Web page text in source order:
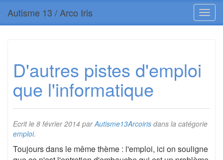
Autisme 13 / Arco Iris
D'autres pistes d'emploi
que l'informatique
Ecrit le 8 février 2014 parAutisme13Arcoiris dans la catégorie
emploi.
Toujours dans le même thème : l'emploi, ici on souligne